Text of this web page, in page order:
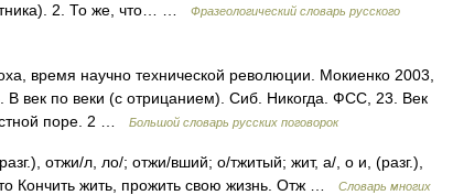
2. То же, что… …
Фразеологический словарь русского
время научно технической революции. Мокиенко 2003,
век по веки (с отрицанием). Сиб. Никогда. ФСС, 23. Век
поре. 2 …
Большой словарь русских поговорок
отжи/л, ло/; отжи/вший; о/тжитый; жит, а/, о и, (разг.),
Кончить жить, прожить свою жизнь. Отж …
Словарь многих